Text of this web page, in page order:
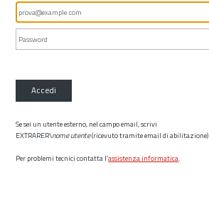
Accedi
Se sei un utente esterno, nel campo email, scrivi
EXTRARER\nome utente(ricevuto tramite email di abilitazione)
Per problemi tecnici contatta l’assistenza informatica.